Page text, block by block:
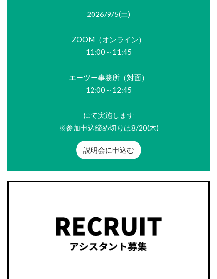
2026/9/5(土)
ZOOM（オンライン）
11:00～11:45
エーツー事務所（対面）
12:00～12:45
にて実施します
※参加申込締め切りは8/20(木)
説明会に申込む